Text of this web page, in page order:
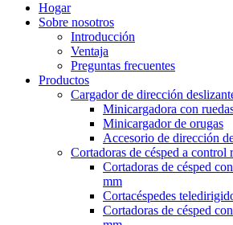
Hogar
Sobre nosotros
Introducción
Ventaja
Preguntas frecuentes
Productos
Cargador de dirección
Minicargadora con
Minicargador de orugas
Accesorio de dirección
Cortadoras de césped a control
Cortadoras de césped
mm
Cortacéspedes
Cortadoras de césped